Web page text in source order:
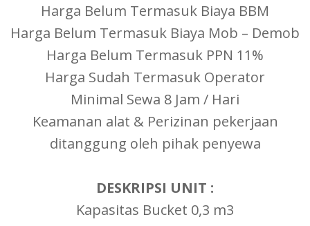
Harga Belum Termasuk Biaya BBM
Harga Belum Termasuk Biaya Mob – Demob
Harga Belum Termasuk PPN 11%
Harga Sudah Termasuk Operator
Minimal Sewa 8 Jam / Hari
Keamanan alat & Perizinan pekerjaan
ditanggung oleh pihak penyewa
DESKRIPSI UNIT :
Kapasitas Bucket 0,3 m3